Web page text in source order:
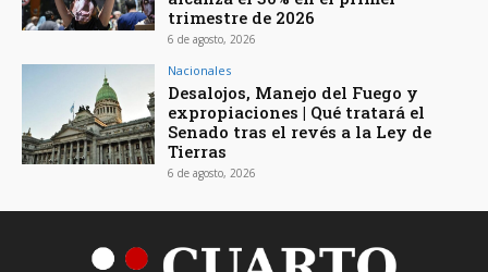
trimestre de 2026
6 de agosto, 2026
Nacionales
Desalojos, Manejo del Fuego y
expropiaciones | Qué tratará el
Senado tras el revés a la Ley de
Tierras
6 de agosto, 2026